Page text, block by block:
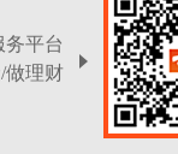
务平台
做理财